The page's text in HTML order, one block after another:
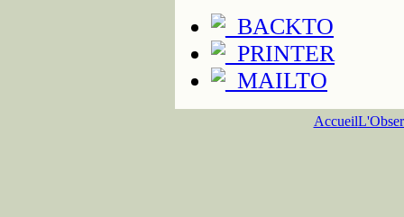
Accueil